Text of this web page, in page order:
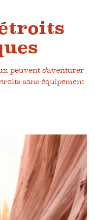
peuvent s'aventurer
sans équipement